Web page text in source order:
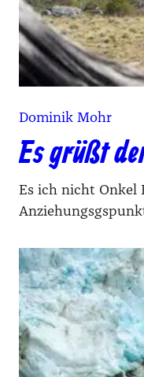
Dominik Mohr
Es grüßt
Es ich nicht Onkel